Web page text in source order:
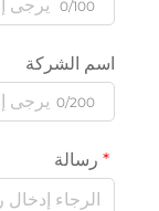
0/100
اسم الشركة
0/200
رسالة